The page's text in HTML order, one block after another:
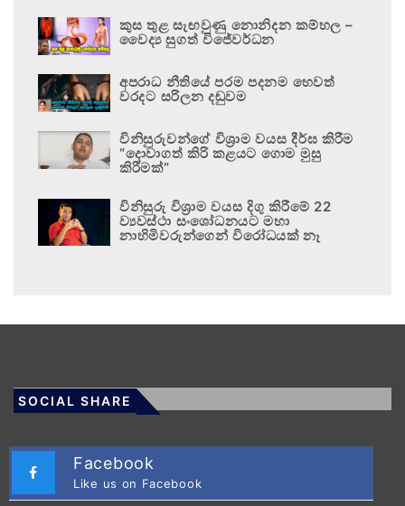
කුස තුළ සැඟවුණු නොනිදන කම්හල –
වෛද්‍ය සුගත් විජේවර්ධන
අපරාධ නීතියේ පරම පදනම හෙවත්
වරදට සරිලන දඬුවම
විනිසුරුවන්ගේ විශ්‍රාම වයස දීර්ඝ කිරීම
“දොවාගත් කිරි කළයට ගොම මුසු
කිරීමක්”
විනිසුරු විශ්‍රාම වයස දිගු කිරීමේ 22
ව්‍යවස්ථා සංශෝධනයට මහා
නාහිමිවරුන්ගෙන් විරෝධයක් නෑ
SOCIAL SHARE
Facebook
Like us on Facebook